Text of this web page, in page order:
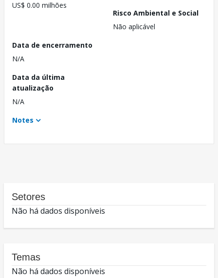
US$ 0.00 milhões
Risco Ambiental e Social
Não aplicável
Data de encerramento
N/A
Data da última
atualização
N/A
Notes
Setores
Não há dados disponíveis
Temas
Não há dados disponíveis